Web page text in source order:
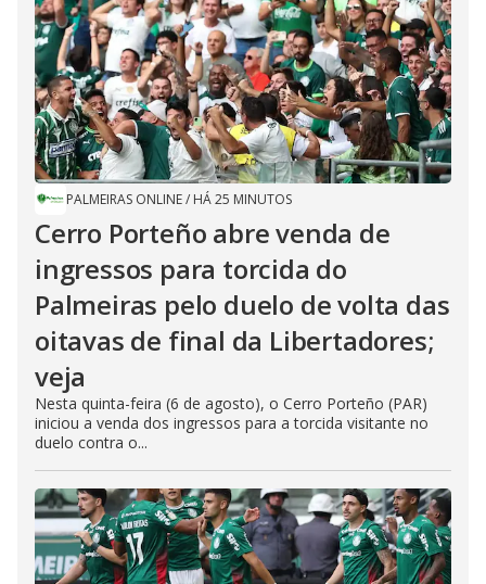
PALMEIRAS ONLINE/ HÁ 25 MINUTOS
Cerro Porteño abre venda de
ingressos para torcida do
Palmeiras pelo duelo de volta das
oitavas de final da Libertadores;
veja
Nesta quinta-feira (6 de agosto), o Cerro Porteño (PAR)
iniciou a venda dos ingressos para a torcida visitante no
duelo contra o...